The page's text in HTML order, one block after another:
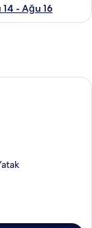
n
e
i
- Ağu 16
takımı, ücretsiz